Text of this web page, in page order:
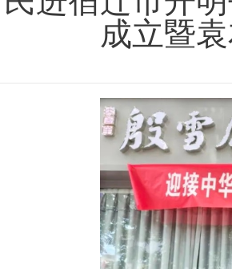
成立暨